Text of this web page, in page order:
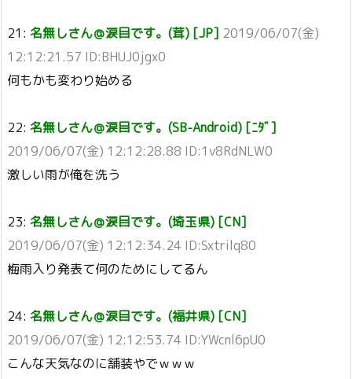
21: 名無しさん＠涙目です。(茸) [JP] 2019/06/07(金)
12:12:21.57 ID:BHUJ0jgx0
何もかも変わり始める
22: 名無しさん＠涙目です。(SB-Android) [ﾆﾀﾞ]
2019/06/07(金) 12:12:28.88 ID:1v8RdNLW0
激しい雨が俺を洗う
23: 名無しさん＠涙目です。(埼玉県) [CN]
2019/06/07(金) 12:12:34.24 ID:Sxtrilq80
梅雨入り発表て何のためにしてるん
24: 名無しさん＠涙目です。(福井県) [CN]
2019/06/07(金) 12:12:53.74 ID:YWcnl6pU0
こんな天気なのに舗装やでｗｗｗ